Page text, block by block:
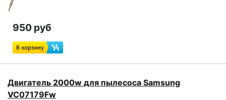
950 руб
Двигатель 2000w для пылесоса Samsung
VC07179Fw